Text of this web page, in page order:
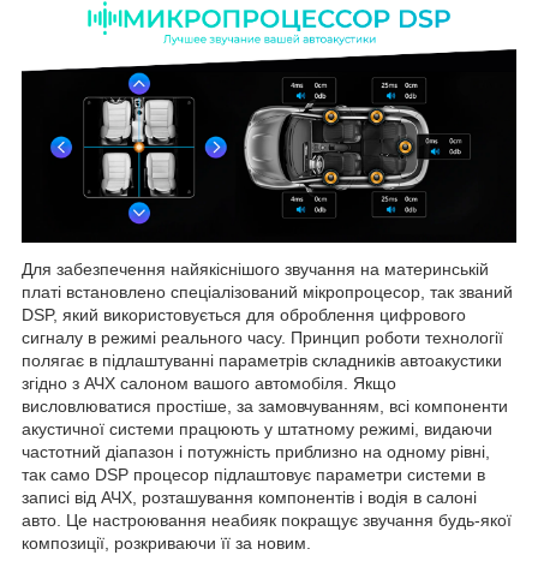
Для забезпечення найякіснішого звучання на материнській
платі встановлено спеціалізований мікропроцесор, так званий
DSP, який використовується для оброблення цифрового
сигналу в режимі реального часу. Принцип роботи технології
полягає в підлаштуванні параметрів складників автоакустики
згідно з АЧХ салоном вашого автомобіля. Якщо
висловлюватися простіше, за замовчуванням, всі компоненти
акустичної системи працюють у штатному режимі, видаючи
частотний діапазон і потужність приблизно на одному рівні,
так само DSP процесор підлаштовує параметри системи в
записі від АЧХ, розташування компонентів і водія в салоні
авто. Це настроювання неабияк покращує звучання будь-якої
композиції, розкриваючи її за новим.